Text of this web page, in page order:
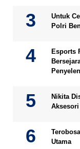
Untuk
Polri
Esports
Nikita
Utama